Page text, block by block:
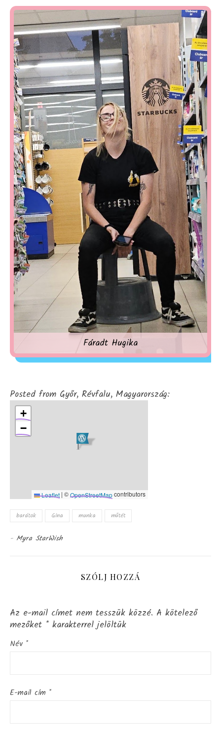
Fáradt Hugika
Posted from Győr, Révfalu, Magyarország:
+
−
Leaflet | ©OpenStreetMapcontributors
barátok Gina munka műtét
- Myra StarWish
SZÓLJ HOZZÁ
Az e-mail címet nem tesszük közzé. A kötelező
mezőket * karakterrel jelöltük
Név *
E-mail cím *